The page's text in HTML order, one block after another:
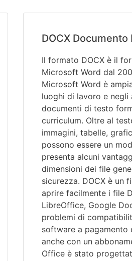
DOCX Documento
Il formato DOCX è il
Microsoft Word dal
Microsoft Word è
luoghi di lavoro e
documenti di testo
curriculum. Oltre al
immagini, tabelle,
possono essere un
presenta alcuni
dimensioni dei file
sicurezza. DOCX è un
aprire facilmente i file
LibreOffice, Google
problemi di
software a
anche con un
Office è stato